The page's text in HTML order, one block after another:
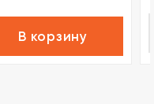
В корзину